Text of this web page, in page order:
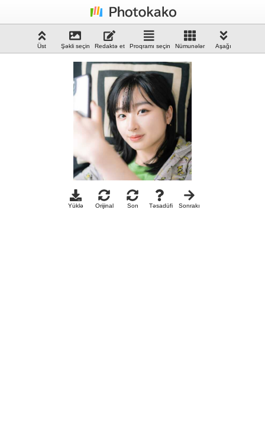
Üst Şəkli seçin Redaktə et Proqramı seçin Nümunələr Aşağı
Yüklə Orijinal Son Təsadüfi Sonrakı